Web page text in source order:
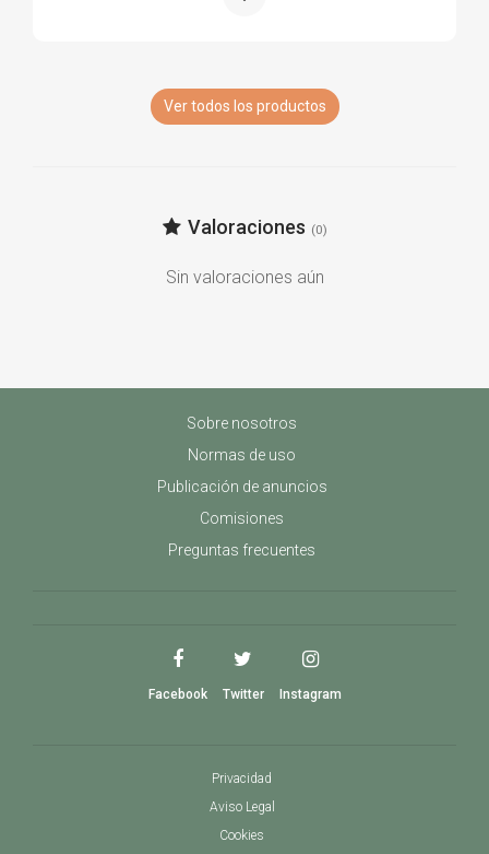
Ver todos los productos
Valoraciones (0)
Sin valoraciones aún
Sobre nosotros
Normas de uso
Publicación de anuncios
Comisiones
Preguntas frecuentes
Facebook Twitter Instagram
Privacidad
Aviso Legal
Cookies